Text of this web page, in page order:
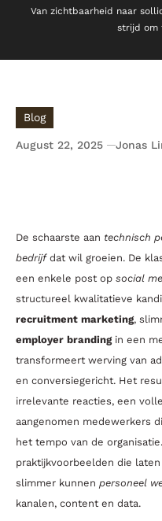
Van zichtbaarheid naar
strijd om
Blog
August 22, 2025 Jonas
De schaarste aan technisch
bedrijfdat wil groeien. De
een enkele post op social
structureel kwalitatieve
recruitment marketing,
employer brandingin een
transformeert werving van
en conversiegericht. Het
irrelevante reacties, een
aangenomen medewerkers
het tempo van de
praktijkvoorbeelden die
slimmer kunnen personeel
kanalen, content en data.